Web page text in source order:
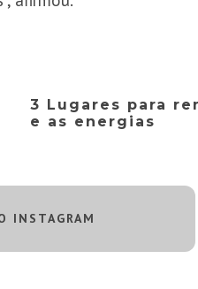
3 Lugares para
e as energias
INSTAGRAM